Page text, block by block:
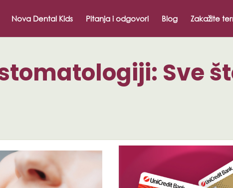
Nova Dental Kids Pitanja i odgovori Blog Zakažite
Sve